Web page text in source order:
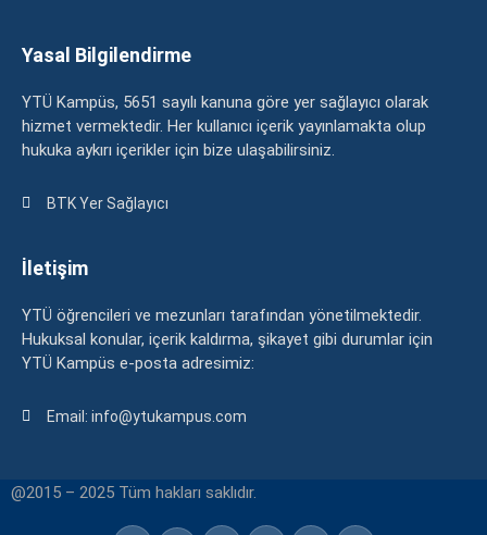
Yasal Bilgilendirme
YTÜ Kampüs, 5651 sayılı kanuna göre yer sağlayıcı olarak
hizmet vermektedir. Her kullanıcı içerik yayınlamakta olup
hukuka aykırı içerikler için bize ulaşabilirsiniz.
BTK Yer Sağlayıcı
İletişim
YTÜ öğrencileri ve mezunları tarafından yönetilmektedir.
Hukuksal konular, içerik kaldırma, şikayet gibi durumlar için
YTÜ Kampüs e-posta adresimiz:
Email: info@ytukampus.com
@2015 – 2025 Tüm hakları saklıdır.